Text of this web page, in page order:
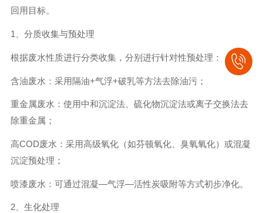
回用目标。
1、分质收集与预处理
根据废水性质进行分类收集，分别进行针对性预处理：
含油废水：采用隔油+气浮+破乳等方法去除油污；
重金属废水：使用中和沉淀法、硫化物沉淀法或离子交换法去
除重金属；
高COD废水：采用高级氧化（如芬顿氧化、臭氧氧化）或混凝
沉淀预处理；
喷漆废水：可通过混凝—气浮—活性炭吸附等方式初步净化。
2、生化处理